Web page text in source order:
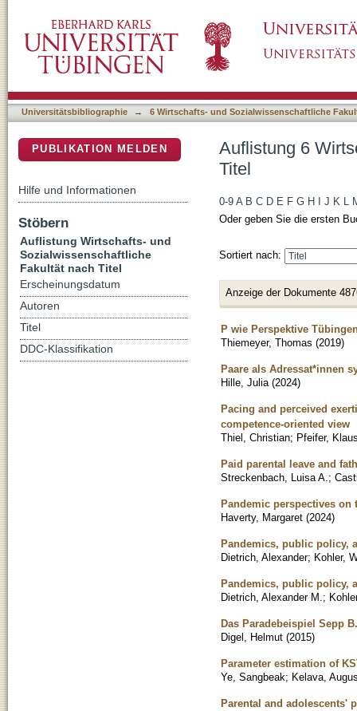
Universitätsbibliographie → 6 Wirtschafts- und Sozialwissenschaftliche
Auflistung 6
Titel
0-9 A B C D E F G H J K L
Oder geben Sie die ersten
Sortiert nach:
Anzeige der Dokumente
P wie Perspektive
Thiemeyer, Thomas (2019)
Paare als Adressat*innen
Hille, Julia (2024)
Pacing and perceived
competence-oriented view
Thiel, Christian; Pfeifer,
Paid parental leave and
Streckenbach, Luisa A. ;
Pandemic perspectives
Haverty, Margaret (2024)
Pandemics, public policy,
Dietrich, Alexander; Kohler,
Pandemics, public policy,
Dietrich, Alexander M. ;
Das Paradebeispiel Sepp
Digel, Helmut (2015)
Parameter estimation of
Ye, Sangbeak; Kelava,
Parental and adolescents'
PUBLIKATION MELDEN
Hilfe und Informationen
Stöbern
Auflistung Wirtschafts- und
Sozialwissenschaftliche
Fakultät nach Titel
Erscheinungsdatum
Autoren
Titel
DDC-Klassifikation